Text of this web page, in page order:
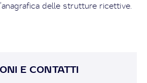
delle strutture ricettive.
E CONTATTI